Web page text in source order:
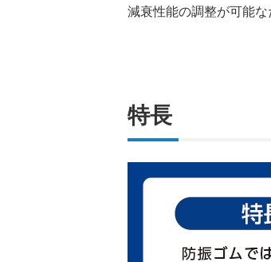
減衰性能の調整が可能
特長